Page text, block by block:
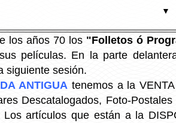
▼
los años 70 los "Folletos ó
películas. En la parte
siguiente sesión.
ANTIGUA tenemos a la
Descatalogados, Foto-
Los artículos que están a la